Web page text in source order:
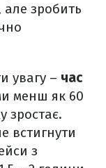
але зробить
увагу – час
менш як 60
зростає.
встигнути
з